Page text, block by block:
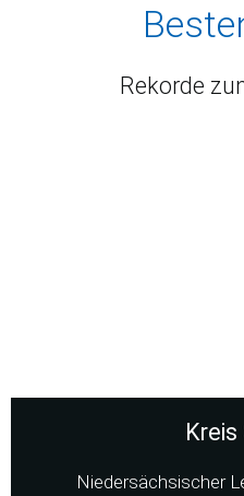
Rekorde
Kreis
Niedersächsischer